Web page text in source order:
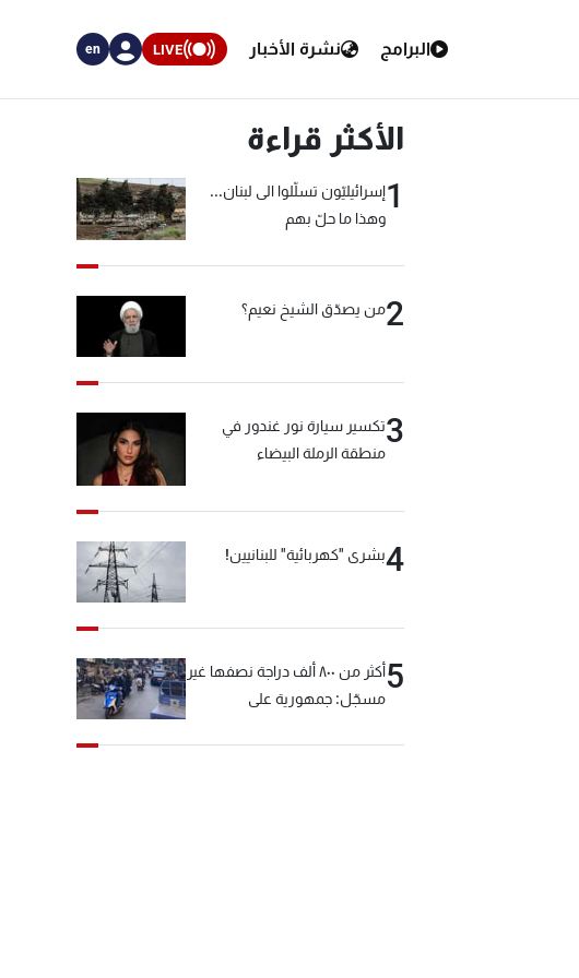
البرامج نشرة الأخبار LIVE
en
الأكثر قراءة
1إسرائيليّون تسلّلوا الى لبنان...
وهذا ما حلّ بهم
2من يصدّق الشيخ نعيم؟
3تكسير سيارة نور غندور في
منطقة الرملة البيضاء
4بشرى "كهربائية" للبنانيين!
5
أكثر من ٨٠٠ ألف دراجة نصفها غير
مسجّل: جمهورية على